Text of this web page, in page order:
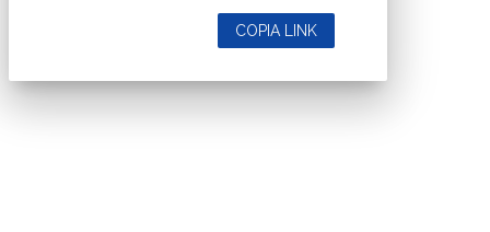
COPIA LINK